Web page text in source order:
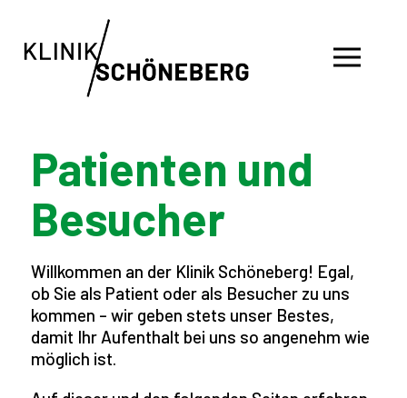
Patienten und
Besucher
Willkommen an der Klinik Schöneberg! Egal,
ob Sie als Patient oder als Besucher zu uns
kommen – wir geben stets unser Bestes,
damit Ihr Aufenthalt bei uns so angenehm wie
möglich ist.